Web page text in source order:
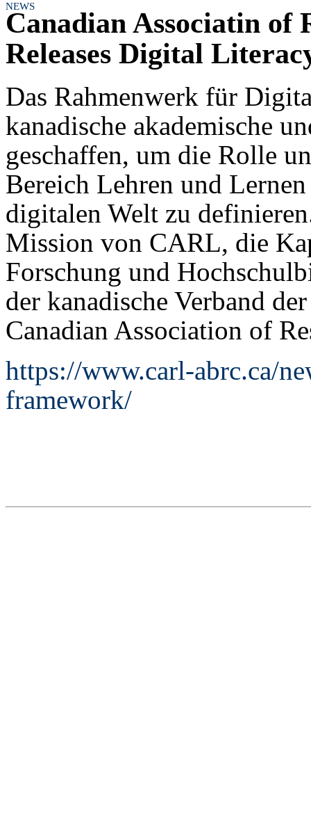
NEWS
Canadian Associatin
Releases Digital
Das Rahmenwerk für
kanadische akademische
geschaffen, um die Rolle
Bereich Lehren und
digitalen Welt zu
Mission von CARL, die
Forschung und
der kanadische Verband
Canadian Association of
https://www.carl-abrc.ca/
framework/